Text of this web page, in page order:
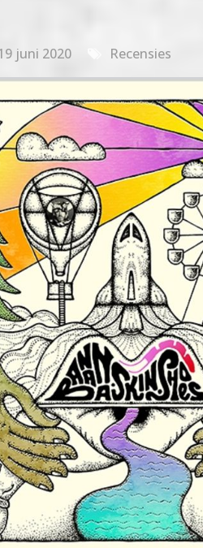
juni 2020 Recensies